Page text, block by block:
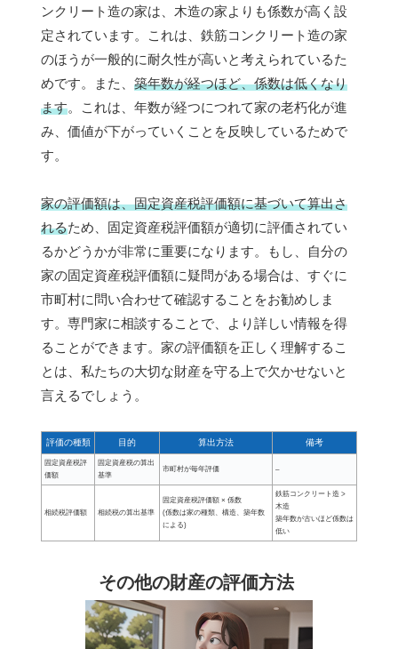
ンクリート造の家は、木造の家よりも係数が高く設
定されています。これは、鉄筋コンクリート造の家
のほうが一般的に耐久性が高いと考えられているた
めです。また、 築年数が経つほど、係数は低くなり
ます。これは、年数が経つにつれて家の老朽化が進
み、価値が下がっていくことを反映しているためで
す。
家の評価額は、固定資産税評価額に基づいて算出さ
れるため、固定資産税評価額が適切に評価されてい
るかどうかが非常に重要になります。もし、自分の
家の固定資産税評価額に疑問がある場合は、すぐに
市町村に問い合わせて確認することをお勧めしま
す。専門家に相談することで、より詳しい情報を得
ることができます。家の評価額を正しく理解するこ
とは、私たちの大切な財産を守る上で欠かせないと
言えるでしょう。
評価の種類 目的 算出方法 備考
固定資産税評
価額
固定資産税の算出
基準
市町村が毎年評価 –
相続税評価額 相続税の算出基準
固定資産税評価額 × 係数
(係数は家の種類、構造、築年数
による)
鉄筋コンクリート造 >
木造
築年数が古いほど係数は
低い
その他の財産の評価方法